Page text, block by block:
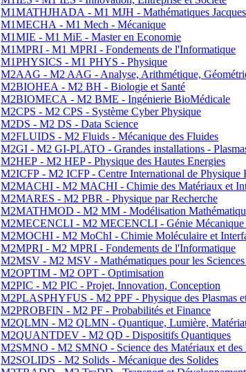
M1MATHJHADA - M1 MJH - Mathématiques
M1MECHA - M1 Mech - Mécanique
M1MIE - M1 MiE - Master en Economie
M1MPRI - M1 MPRI - Fondements de l'Informatique
M1PHYSICS - M1 PHYS - Physique
M2AAG - M2 AAG - Analyse, Arithmétique,
M2BIOHEA - M2 BH - Biologie et Santé
M2BIOMECA - M2 BME - Ingénierie BioMédicale
M2CPS - M2 CPS - Système Cyber Physique
M2DS - M2 DS - Data Science
M2FLUIDS - M2 Fluids - Mécanique des Fluides
M2GI - M2 GI-PLATO - Grandes installations -
M2HEP - M2 HEP - Physique des Hautes Energies
M2ICFP - M2 ICFP - Centre International de Physique
M2MACHI - M2 MACHI - Chimie des Matériaux et
M2MARES - M2 PBR - Physique par Recherche
M2MATHMOD - M2 MM - Modélisation
M2MECENCLI - M2 MECENCLI - Génie Mécanique
M2MOCHI - M2 MoChI - Chimie Moléculaire et
M2MPRI - M2 MPRI - Fondements de l'Informatique
M2MSV - M2 MSV - Mathématiques pour les
M2OPTIM - M2 OPT - Optimisation
M2PIC - M2 PIC - Projet, Innovation, Conception
M2PLASPHYFUS - M2 PPF - Physique des Plasmas
M2PROBFIN - M2 PF - Probabilités et Finance
M2QLMN - M2 QLMN - Quantique, Lumière,
M2QUANTDEV - M2 QD - Dispositifs Quantiques
M2SMNO - M2 SMNO - Science des Matériaux et des
M2SOLIDS - M2 Solids - Mécanique des Solides